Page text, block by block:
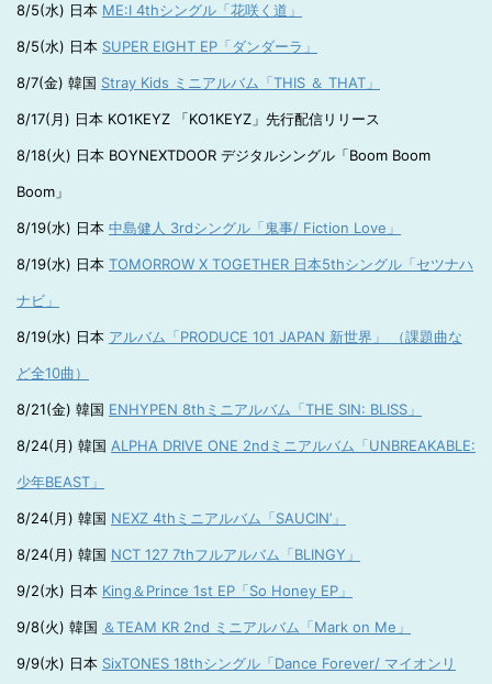
8/5(水) 日本 ME:I 4thシングル「花咲く道」
8/5(水) 日本 SUPER EIGHT EP「ダンダーラ」
8/7(金) 韓国 Stray Kids ミニアルバム「THIS ＆ THAT」
8/17(月) 日本 KO1KEYZ 「KO1KEYZ」先行配信リリース
8/18(火) 日本 BOYNEXTDOOR デジタルシングル「Boom Boom
Boom」
8/19(水) 日本 中島健人 3rdシングル「鬼事/ Fiction Love」
8/19(水) 日本 TOMORROW X TOGETHER 日本5thシングル「セツナハ
ナビ」
8/19(水) 日本 アルバム「PRODUCE 101 JAPAN 新世界」 （課題曲な
ど全10曲）
8/21(金) 韓国 ENHYPEN 8thミニアルバム「THE SIN: BLISS」
8/24(月) 韓国 ALPHA DRIVE ONE 2ndミニアルバム「UNBREAKABLE:
少年BEAST」
8/24(月) 韓国 NEXZ 4thミニアルバム「SAUCIN’」
8/24(月) 韓国 NCT 127 7thフルアルバム「BLINGY」
9/2(水) 日本 King＆Prince 1st EP「So Honey EP」
9/8(火) 韓国 ＆TEAM KR 2nd ミニアルバム「Mark on Me」
9/9(水) 日本 SixTONES 18thシングル「Dance Forever/ マイオンリ